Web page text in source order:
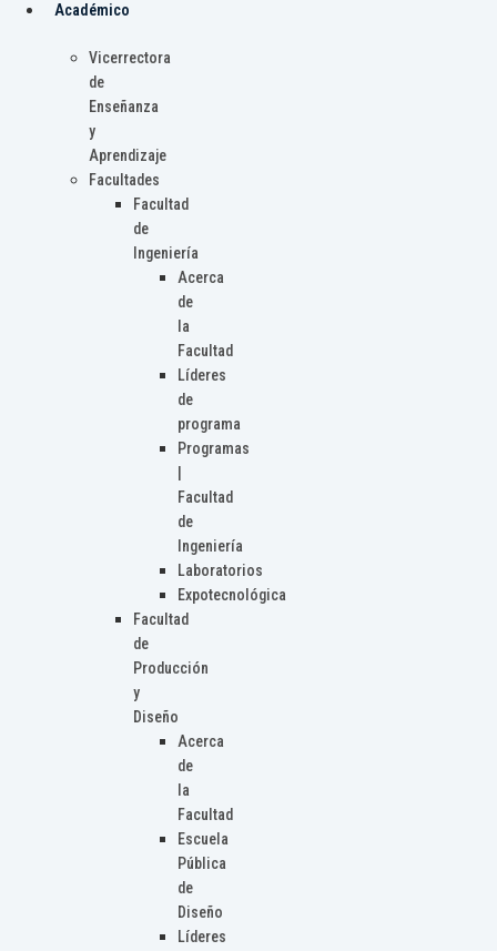
Académico
Vicerrectora
de
Enseñanza
y
Aprendizaje
Facultades
Facultad
de
Ingeniería
Acerca
de
la
Facultad
Líderes
de
programa
Programas
Facultad
de
Ingeniería
Laboratorios
Expotecnológica
Facultad
de
Producción
y
Diseño
Acerca
de
la
Facultad
Escuela
Pública
de
Diseño
Líderes